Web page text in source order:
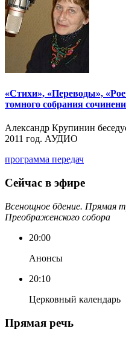
«Стихи», «Переводы»,
томного собрания
Александр Крупинин
2011 год. АУДИО
программа передач
Сейчас в эфире
Всенощное бдение. Прямая
Преображенского собора
20:00
Анонсы
20:10
Церковный календарь
Прямая речь